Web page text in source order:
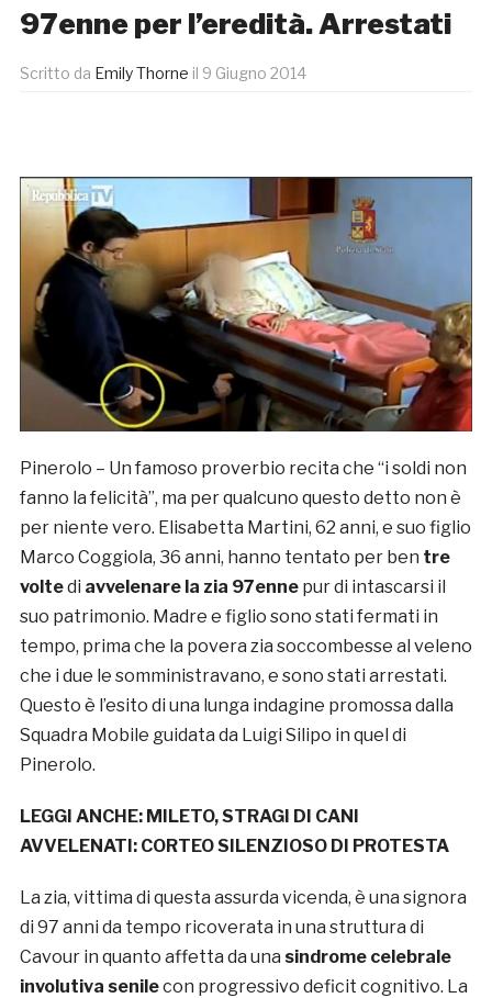
97enne per l’eredità. Arrestati
Scritto da Emily Thorne il 9 Giugno 2014
Pinerolo – Un famoso proverbio recita che “i soldi non
fanno la felicità”, ma per qualcuno questo detto non è
per niente vero. Elisabetta Martini, 62 anni, e suo figlio
Marco Coggiola, 36 anni, hanno tentato per ben tre
voltedi avvelenare la zia 97ennepur di intascarsi il
suo patrimonio. Madre e figlio sono stati fermati in
tempo, prima che la povera zia soccombesse al veleno
che i due le somministravano, e sono stati arrestati.
Questo è l’esito di una lunga indagine promossa dalla
Squadra Mobile guidata da Luigi Silipo in quel di
Pinerolo.
LEGGI ANCHE: MILETO, STRAGI DI CANI
AVVELENATI: CORTEO SILENZIOSO DI PROTESTA
La zia, vittima di questa assurda vicenda, è una signora
di 97 anni da tempo ricoverata in una struttura di
Cavour in quanto affetta da una sindrome celebrale
involutiva senilecon progressivo deficit cognitivo. La